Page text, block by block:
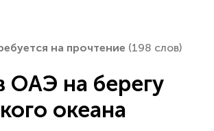
на прочтение (198 слов)
ОАЭ на берегу
океана